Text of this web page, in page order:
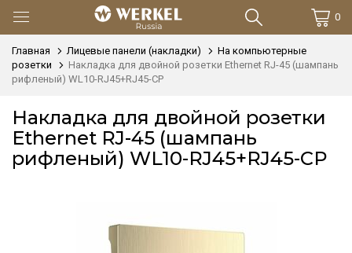
0
Главная Лицевые панели (накладки)
На компьютерные
розетки
Накладка для двойной розетки Еthernet RJ-45 (шампань
рифленый) WL10-RJ45+RJ45-CP
Накладка для двойной розетки
Еthernet RJ-45 (шампань
рифленый) WL10-RJ45+RJ45-CP